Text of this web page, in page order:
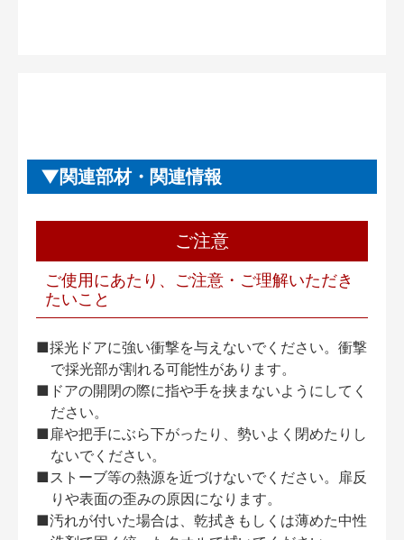
関連部材・関連情報
ご注意
ご使用にあたり、ご注意・ご理解いただき
たいこと
■採光ドアに強い衝撃を与えないでください。衝撃
で採光部が割れる可能性があります。
■ドアの開閉の際に指や手を挟まないようにしてく
ださい。
■扉や把手にぶら下がったり、勢いよく閉めたりし
ないでください。
■ストーブ等の熱源を近づけないでください。扉反
りや表面の歪みの原因になります。
■汚れが付いた場合は、乾拭きもしくは薄めた中性